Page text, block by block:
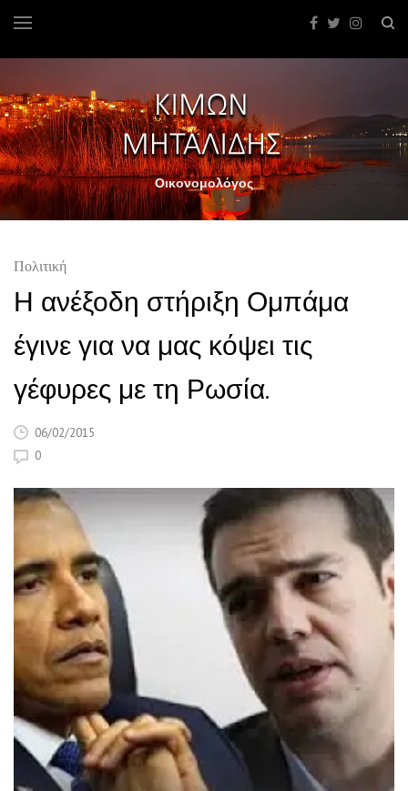
Οικονομολόγος
Πολιτική
Η ανέξοδη στήριξη Ομπάμα
έγινε για να μας κόψει τις
γέφυρες με τη Ρωσία.
06/02/2015
0